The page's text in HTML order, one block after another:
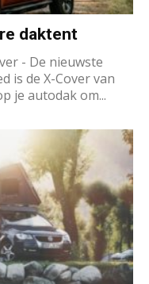
daktent
- De nieuwste
is de X-Cover van
je autodak om...